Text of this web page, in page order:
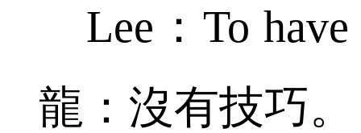
Lee：To have
龍：沒有技巧